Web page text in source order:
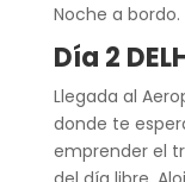
Noche a bordo.
Día 2
Llegada al
donde te
emprender el